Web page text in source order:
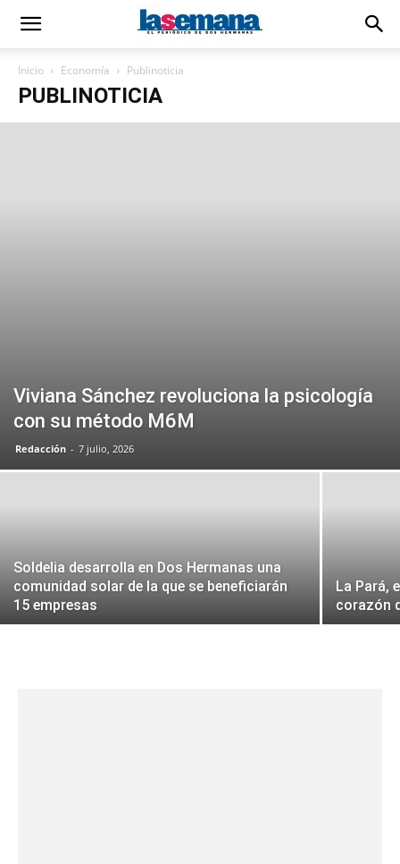
Inicio Economía Publinoticia
PUBLINOTICIA
Viviana Sánchez revoluciona la psicología
con su método M6M
Redacción - 7 julio, 2026
Soldelia desarrolla en Dos Hermanas una
comunidad solar de la que se beneficiarán
15 empresas
La Pará,
corazón